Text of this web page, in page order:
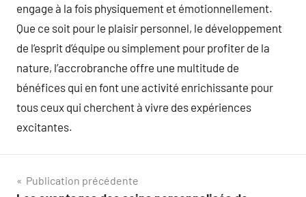
engage à la fois physiquement et émotionnellement.
Que ce soit pour le plaisir personnel, le développement
de l’esprit d’équipe ou simplement pour profiter de la
nature, l’accrobranche offre une multitude de
bénéfices qui en font une activité enrichissante pour
tous ceux qui cherchent à vivre des expériences
excitantes.
Navigation
Publication précédente